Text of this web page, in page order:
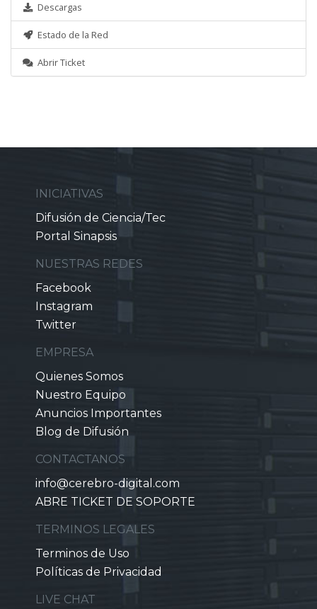
Descargas
Estado de la Red
Abrir Ticket
INICIATIVAS
Difusión de Ciencia/Tec
Portal Sinapsis
NUESTRAS REDES
Facebook
Instagram
Twitter
EMPRESA
Quienes Somos
Nuestro Equipo
Anuncios Importantes
Blog de Difusión
CONTACTANOS
info@cerebro-digital.com
ABRE TICKET DE SOPORTE
TERMINOS LEGALES
Terminos de Uso
Políticas de Privacidad
LIVE CHAT